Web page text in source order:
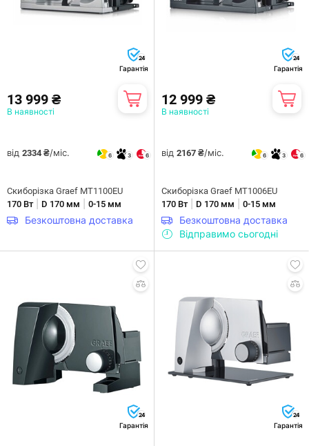
24
Гарантія
13 999 ₴
В наявності
від 2334 ₴/міс. 6 3 6
Скиборізка Graef MT1100EU
170 Вт| D 170 мм 0-15 мм
Безкоштовна доставка
24
Гарантія
12 999 ₴
В наявності
від 2167 ₴/міс. 6 3 6
Скиборізка Graef MT1006EU
170 Вт| D 170 мм 0-15 мм
Безкоштовна доставка
Відправимо сьогодні
24
Гарантія
24
Гарантія